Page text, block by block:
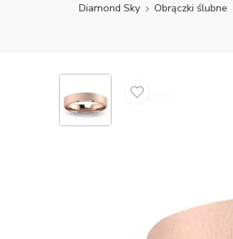
Diamond Sky Obrączki ślubne